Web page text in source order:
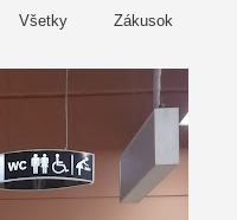
Všetky Zákusok